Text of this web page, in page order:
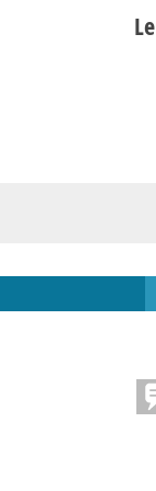
Le